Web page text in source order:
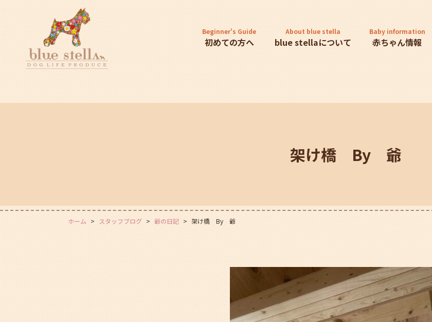
Beginner's Guide
初めての方へ
About blue stella
blue stellaについて
Baby information
赤ちゃん情報
架け橋 By 爺
ホーム スタッフブログ 爺の日記 架け橋 By 爺